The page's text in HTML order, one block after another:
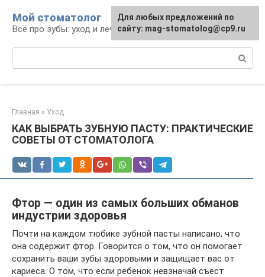
контенту
Мой стоматолог
Всё про зубы: уход и лечение
Главная » Уход
КАК ВЫБРАТЬ ЗУБНУЮ ПАСТУ: ПРАКТИЧЕСКИЕ
СОВЕТЫ ОТ СТОМАТОЛОГА
Фтор — oдин из самых больших обманов
индустрии здоровья
Почти на каждом тюбике зубной пасты написано, что
она содержит фтор. Говорится о том, что он помогает
сохранить ваши зубы здоровыми и защищает вас от
кариеса. О том, что если ребенок невзначай съест
Для любых предложений по
сайту: mag-stomatolog@cp9.ru